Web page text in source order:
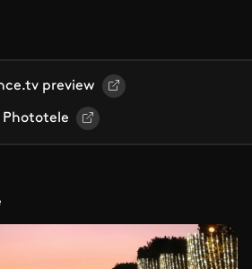
preview
Phototele